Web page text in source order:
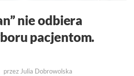
nie odbiera
pacjentom.
przezJulia Dobrowolska